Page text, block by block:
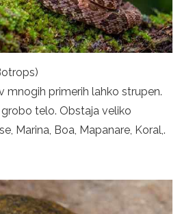
mnogih primerih lahko strupen.
telo. Obstaja veliko
Marina, Boa, Mapanare, Koral,.